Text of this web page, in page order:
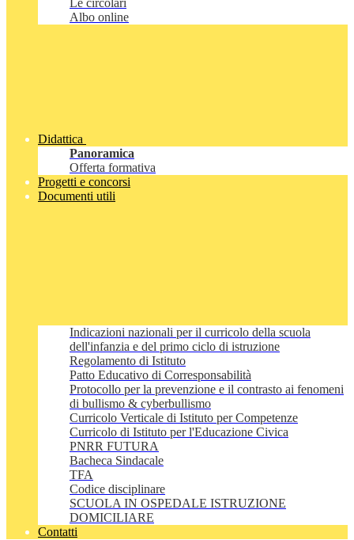
Le circolari
Albo online
Didattica
Panoramica
Offerta formativa
Progetti e concorsi
Documenti utili
Indicazioni nazionali per il curricolo della scuola
dell'infanzia e del primo ciclo di istruzione
Regolamento di Istituto
Patto Educativo di Corresponsabilità
Protocollo per la prevenzione e il contrasto ai fenomeni
di bullismo & cyberbullismo
Curricolo Verticale di Istituto per Competenze
Curricolo di Istituto per l'Educazione Civica
PNRR FUTURA
Bacheca Sindacale
TFA
Codice disciplinare
SCUOLA IN OSPEDALE ISTRUZIONE
DOMICILIARE
Contatti